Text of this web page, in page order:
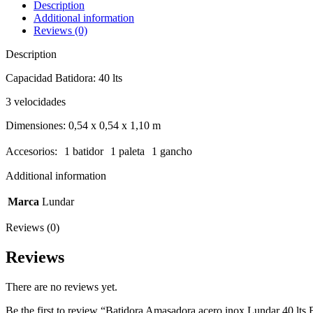
Description
Additional information
Reviews (0)
Description
Capacidad Batidora: 40 lts
3 velocidades
Dimensiones: 0,54 x 0,54 x 1,10 m
Accesorios: 1 batidor 1 paleta 1 gancho
Additional information
Marca Lundar
Reviews (0)
Reviews
There are no reviews yet.
Be the first to review “Batidora Amasadora acero inox Lundar 40 lts